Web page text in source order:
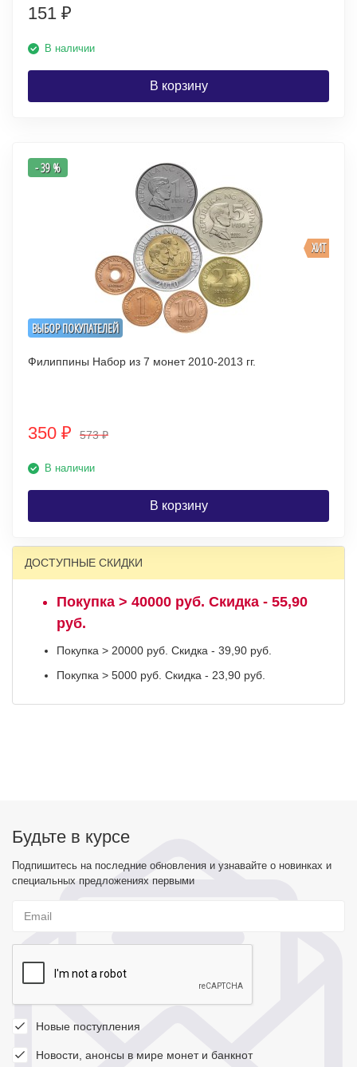
151 ₽
В наличии
В корзину
ВЫБОР ПОКУПАТЕЛЕЙ
ХИТ
- 39 %
Филиппины Набор из 7 монет 2010-2013 гг.
350 ₽ 573₽
В наличии
В корзину
ДОСТУПНЫЕ СКИДКИ
Покупка > 40000 руб. Скидка - 55,90
руб.
Покупка > 20000 руб. Скидка - 39,90 руб.
Покупка > 5000 руб. Скидка - 23,90 руб.
Будьте в курсе
Подпишитесь на последние обновления и узнавайте о новинках и
специальных предложениях первыми
Новые поступления
Новости, анонсы в мире монет и банкнот